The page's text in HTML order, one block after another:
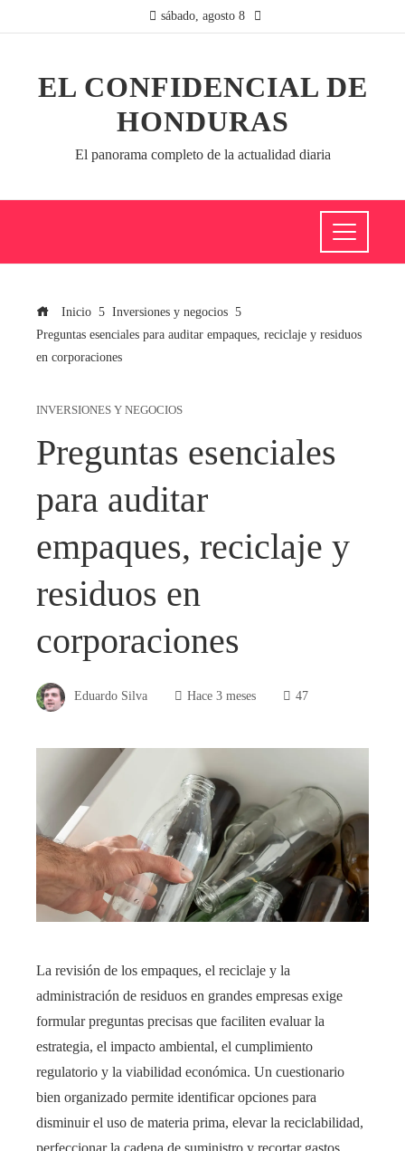
sábado, agosto 8
EL CONFIDENCIAL DE
HONDURAS
El panorama completo de la actualidad diaria
Inicio
Inversiones y negocios
Preguntas esenciales para auditar empaques, reciclaje y residuos
en corporaciones
INVERSIONES Y NEGOCIOS
Preguntas esenciales
para auditar
empaques, reciclaje y
residuos en
corporaciones
Eduardo Silva Hace 3 meses 47
La revisión de los empaques, el reciclaje y la
administración de residuos en grandes empresas exige
formular preguntas precisas que faciliten evaluar la
estrategia, el impacto ambiental, el cumplimiento
regulatorio y la viabilidad económica. Un cuestionario
bien organizado permite identificar opciones para
disminuir el uso de materia prima, elevar la reciclabilidad,